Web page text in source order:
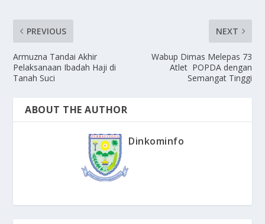
PREVIOUS
Armuzna Tandai Akhir
Pelaksanaan Ibadah Haji di
Tanah Suci
NEXT
Wabup Dimas Melepas 73
Atlet POPDA dengan
Semangat Tinggi
ABOUT THE AUTHOR
Dinkominfo